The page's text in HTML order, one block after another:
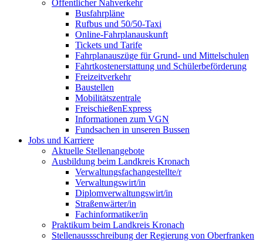
Öffentlicher Nahverkehr
Busfahrpläne
Rufbus und 50/50-Taxi
Online-Fahrplanauskunft
Tickets und Tarife
Fahrplanauszüge für Grund- und Mittelschulen
Fahrtkostenerstattung und Schülerbeförderung
Freizeitverkehr
Baustellen
Mobilitätszentrale
FreischießenExpress
Informationen zum VGN
Fundsachen in unseren Bussen
Jobs und Karriere
Aktuelle Stellenangebote
Ausbildung beim Landkreis Kronach
Verwaltungsfachangestellte/r
Verwaltungswirt/in
Diplomverwaltungswirt/in
Straßenwärter/in
Fachinformatiker/in
Praktikum beim Landkreis Kronach
Stellenaussschreibung der Regierung von Oberfranken